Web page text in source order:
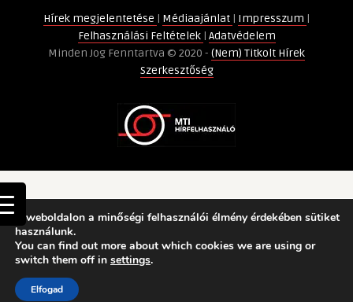
bejegyzéshez
Hírek megjelentetése | Médiaajánlat | Impresszum |
Felhasználási Feltételek | Adatvédelem
Minden Jog Fenntartva © 2020 - (Nem) Titkolt Hírek
Szerkesztőség
A weboldalon a minőségi felhasználói élmény érdekében sütiket
használunk.
You can find out more about which cookies we are using or
switch them off in settings.
Elfogad